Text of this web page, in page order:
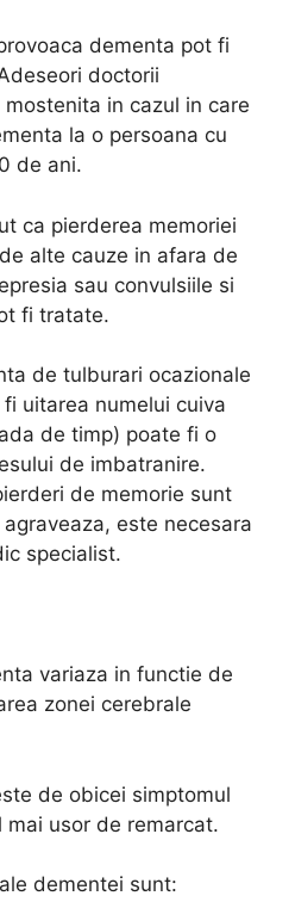
dementa pot fi
doctorii
in cazul in care
la o persoana cu
de ani.
ca pierderea memoriei
alte cauze in afara de
sau convulsiile si
fi tratate.
de tulburari ocazionale
uitarea numelui cuiva
de timp) poate fi o
de imbatranire.
de memorie sunt
este necesara
specialist.
variaza in functie de
zonei cerebrale
de obicei simptomul
mai usor de remarcat.
dementei sunt: